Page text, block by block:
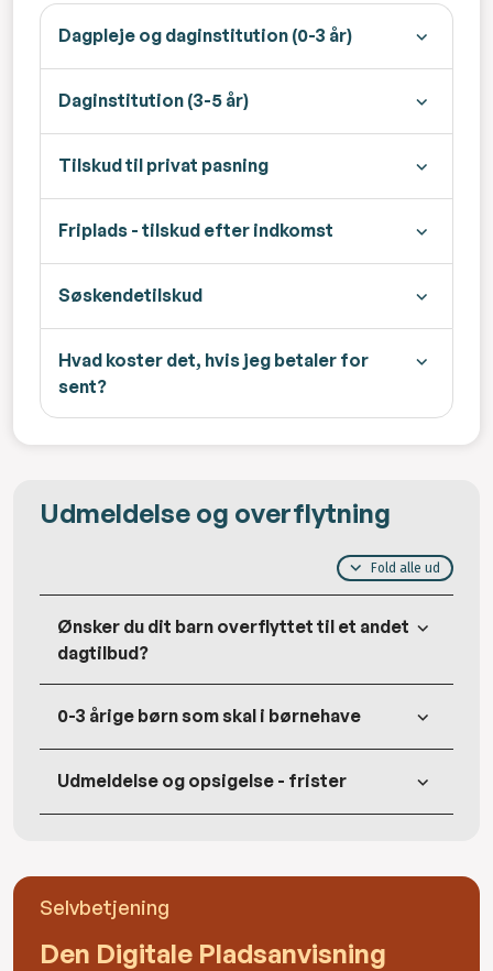
Dagpleje og daginstitution (0-3 år)
Daginstitution (3-5 år)
Tilskud til privat pasning
Friplads - tilskud efter indkomst
Søskendetilskud
Hvad koster det, hvis jeg betaler for
sent?
Udmeldelse og overflytning
Fold alle ud
Ønsker du dit barn overflyttet til et andet
dagtilbud?
0-3 årige børn som skal i børnehave
Udmeldelse og opsigelse - frister
Selvbetjening
Den Digitale Pladsanvisning